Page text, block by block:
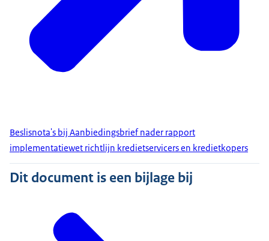
Beslisnota's bij Aanbiedingsbrief nader rapport
implementatiewet richtlijn kredietservicers en kredietkopers
Dit document is een bijlage bij